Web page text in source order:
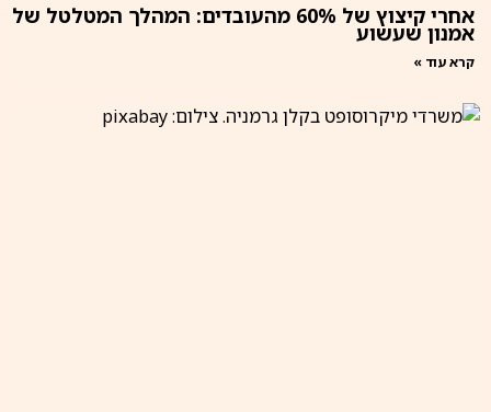
אחרי קיצוץ של 60% מהעובדים: המהלך המטלטל של
אמנון שעשוע
קרא עוד »